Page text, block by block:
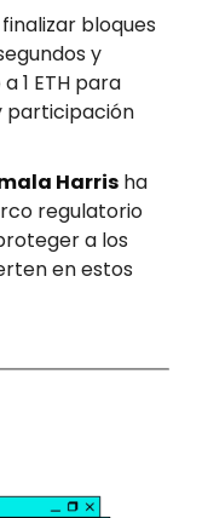
bloques
y
1 ETH para
participación
Harris ha
regulatorio
a los
en estos